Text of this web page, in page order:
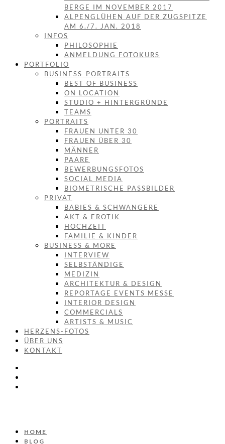
BERGE IM NOVEMBER 2017
ALPENGLÜHEN AUF DER ZUGSPITZE
AM 6./7. JAN. 2018
INFOS
PHILOSOPHIE
ANMELDUNG FOTOKURS
PORTFOLIO
BUSINESS-PORTRAITS
BEST OF BUSINESS
ON LOCATION
STUDIO + HINTERGRÜNDE
TEAMS
PORTRAITS
FRAUEN UNTER 30
FRAUEN ÜBER 30
MÄNNER
PAARE
BEWERBUNGSFOTOS
SOCIAL MEDIA
BIOMETRISCHE PASSBILDER
PRIVAT
BABIES & SCHWANGERE
AKT & EROTIK
HOCHZEIT
FAMILIE & KINDER
BUSINESS & MORE
INTERVIEW
SELBSTÄNDIGE
MEDIZIN
ARCHITEKTUR & DESIGN
REPORTAGE EVENTS MESSE
INTERIOR DESIGN
COMMERCIALS
ARTISTS & MUSIC
HERZENS-FOTOS
ÜBER UNS
KONTAKT
HOME
BLOG